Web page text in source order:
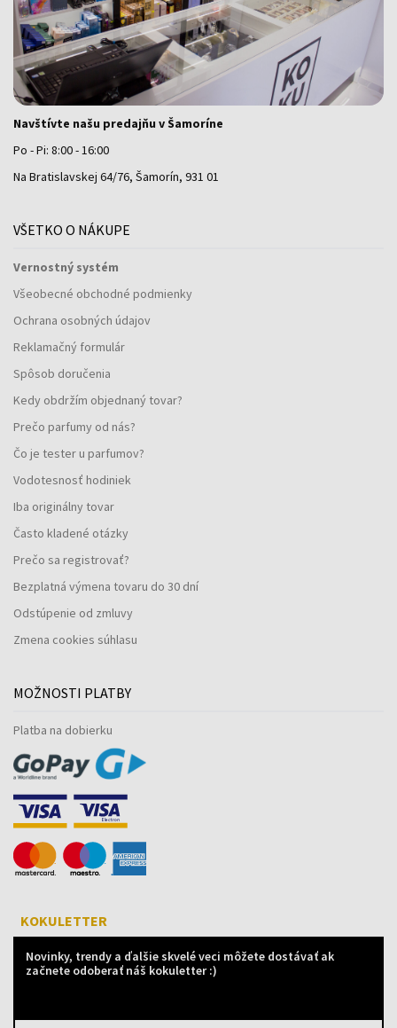
Navštívte našu predajňu v Šamoríne
Po - Pi: 8:00 - 16:00
Na Bratislavskej 64/76, Šamorín, 931 01
VŠETKO O NÁKUPE
Vernostný systém
Všeobecné obchodné podmienky
Ochrana osobných údajov
Reklamačný formulár
Spôsob doručenia
Kedy obdržím objednaný tovar?
Prečo parfumy od nás?
Čo je tester u parfumov?
Vodotesnosť hodiniek
Iba originálny tovar
Často kladené otázky
Prečo sa registrovať?
Bezplatná výmena tovaru do 30 dní
Odstúpenie od zmluvy
Zmena cookies súhlasu
MOŽNOSTI PLATBY
Platba na dobierku
KOKULETTER
Novinky, trendy a ďalšie skvelé veci môžete dostávať ak
začnete odoberať náš kokuletter :)